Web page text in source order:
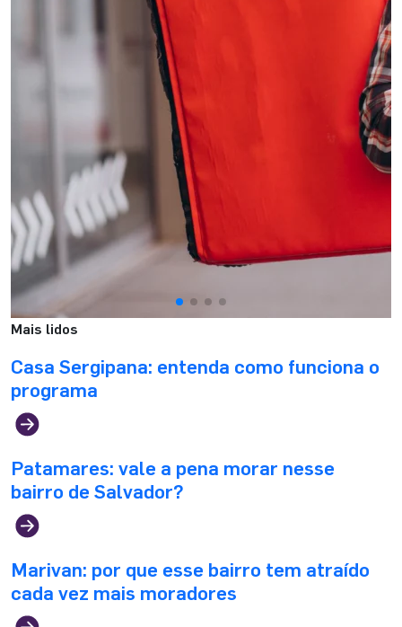
Mais lidos
Casa Sergipana: entenda como funciona o
programa
Patamares: vale a pena morar nesse
bairro de Salvador?
Marivan: por que esse bairro tem atraído
cada vez mais moradores